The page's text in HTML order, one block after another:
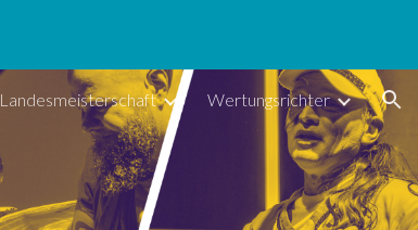
Landesmeisterschaft Wertungsrichter